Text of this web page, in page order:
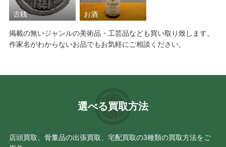
古銭 お酒
掲載の無いジャンルの美術品・工芸品なども買い取り致します。
作家名がわからないお品でもお気軽にご相談ください。
選べる買取方法
店頭買取、骨董品の出張買取、宅配買取の3種類の買取方法をご